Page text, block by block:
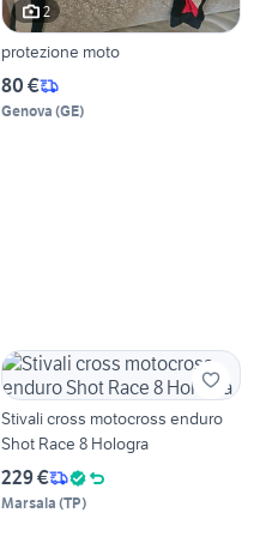
2
protezione moto
80 €
Genova (GE)
Stivali cross motocross enduro
Shot Race 8 Hologra
229 €
Marsala (TP)